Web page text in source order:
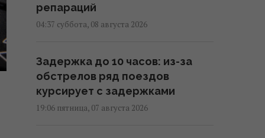
репараций
04:37 суббота, 08 августа 2026
Задержка до 10 часов: из-за
обстрелов ряд поездов
курсирует с задержками
19:06 пятница, 07 августа 2026